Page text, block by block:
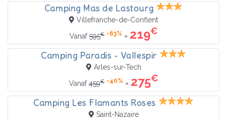
Camping Mas de Lastourg
Villefranche-de-Conflent
Vanaf595€ -63% = 219€
Camping Paradis - Vallespir
Arles-sur-Tech
Vanaf459€ -40% = 275€
Camping Les Flamants Roses
Saint-Nazaire